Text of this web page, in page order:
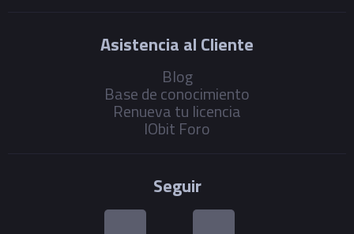
Asistencia al Cliente
Blog
Base de conocimiento
Renueva tu licencia
IObit Foro
Seguir